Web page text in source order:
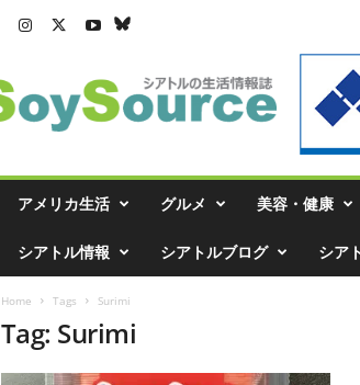
アメリカ生活 グルメ 美容・健康
シアトル情報 シアトルブログ シア
Home Tags Surimi
Tag: Surimi